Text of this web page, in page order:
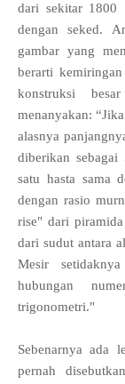
dari sekitar 1800
dengan seked.
gambar yang
berarti
konstruksi
menanyakan:
alasnya
diberikan sebagai
satu hasta sama
dengan rasio
rise" dari
dari sudut antara
Mesir
hubungan
trigonometri."
Sebenarnya ada
pernah